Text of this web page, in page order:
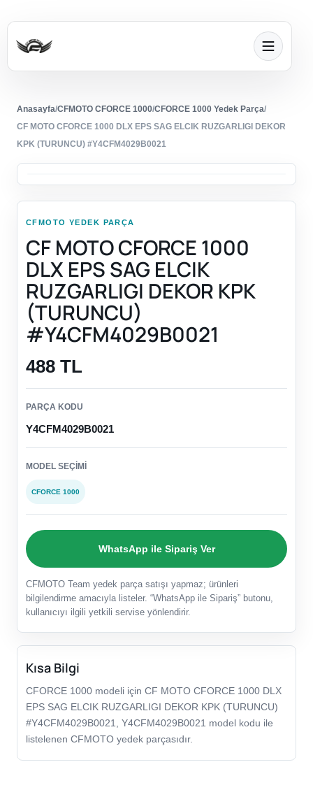
Anasayfa/CFMOTO CFORCE 1000/CFORCE 1000 Yedek Parça/
CF MOTO CFORCE 1000 DLX EPS SAG ELCIK RUZGARLIGI DEKOR
KPK (TURUNCU) #Y4CFM4029B0021
CFMOTO YEDEK PARÇA
CF MOTO CFORCE 1000
DLX EPS SAG ELCIK
RUZGARLIGI DEKOR KPK
(TURUNCU)
#Y4CFM4029B0021
488 TL
PARÇA KODU
Y4CFM4029B0021
MODEL SEÇIMI
CFORCE 1000
WhatsApp ile Sipariş Ver
CFMOTO Team yedek parça satışı yapmaz; ürünleri
bilgilendirme amacıyla listeler. “WhatsApp ile Sipariş” butonu,
kullanıcıyı ilgili yetkili servise yönlendirir.
Kısa Bilgi
CFORCE 1000 modeli için CF MOTO CFORCE 1000 DLX
EPS SAG ELCIK RUZGARLIGI DEKOR KPK (TURUNCU)
#Y4CFM4029B0021, Y4CFM4029B0021 model kodu ile
listelenen CFMOTO yedek parçasıdır.